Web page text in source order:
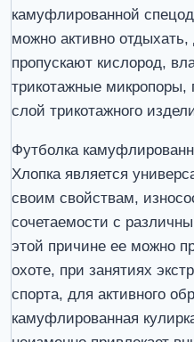
камуфлированной
можно активно
пропускают кислород,
трикотажные микропоры,
слой трикотажного
Футболка
Хлопка является
своим свойствам,
сочетаемости с
этой причине ее можно
охоте, при занятиях
спорта, для активного
камуфлированная